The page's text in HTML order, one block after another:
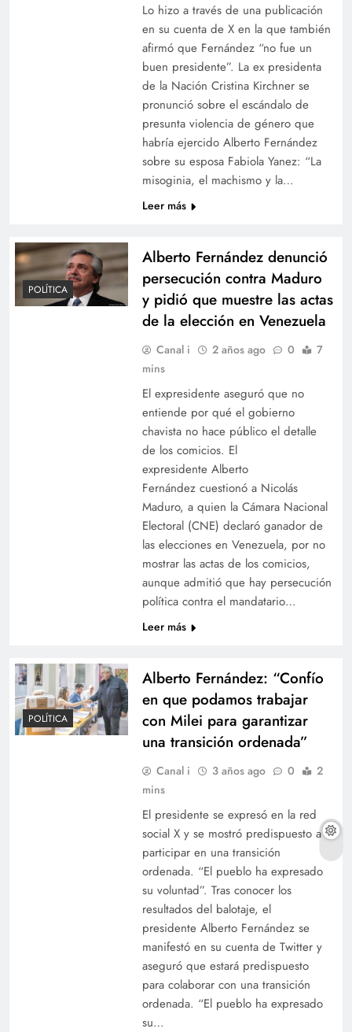
Lo hizo a través de una publicación
en su cuenta de X en la que también
afirmó que Fernández “no fue un
buen presidente”. La ex presidenta
de la Nación Cristina Kirchner se
pronunció sobre el escándalo de
presunta violencia de género que
habría ejercido Alberto Fernández
sobre su esposa Fabiola Yanez: “La
misoginia, el machismo y la…
Leer más
POLÍTICA
Alberto Fernández denunció
persecución contra Maduro
y pidió que muestre las actas
de la elección en Venezuela
Canal i 2 años ago 0
7
mins
El expresidente aseguró que no
entiende por qué el gobierno
chavista no hace público el detalle
de los comicios. El
expresidente Alberto
Fernández cuestionó a Nicolás
Maduro, a quien la Cámara Nacional
Electoral (CNE) declaró ganador de
las elecciones en Venezuela, por no
mostrar las actas de los comicios,
aunque admitió que hay persecución
política contra el mandatario…
Leer más
POLÍTICA
Alberto Fernández: “Confío
en que podamos trabajar
con Milei para garantizar
una transición ordenada”
Canal i 3 años ago 0
2
mins
El presidente se expresó en la red
social X y se mostró predispuesto a
participar en una transición
ordenada. “El pueblo ha expresado
su voluntad”. Tras conocer los
resultados del balotaje, el
presidente Alberto Fernández se
manifestó en su cuenta de Twitter y
aseguró que estará predispuesto
para colaborar con una transición
ordenada. “El pueblo ha expresado
su…